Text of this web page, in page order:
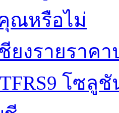
ณหรือไม่
ยงรายราค
โซลู